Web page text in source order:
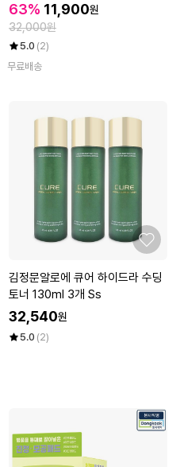
63% 11,900원
32,000원
5.0 (2)
무료배송
김정문알로에 큐어 하이드라 수딩
토너 130ml 3개 Ss
32,540원
5.0 (2)